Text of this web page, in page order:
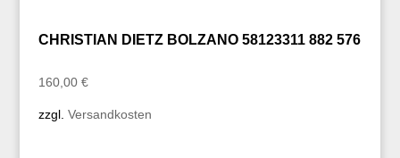
CHRISTIAN DIETZ BOLZANO 58123311 882 576
160,00 €
zzgl. Versandkosten